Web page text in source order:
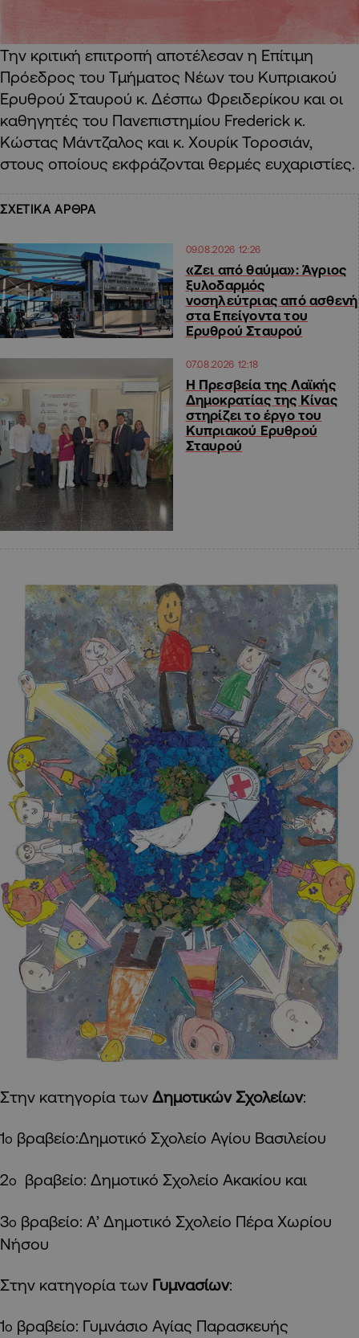
Την κριτική επιτροπή αποτέλεσαν η Επίτιμη
Πρόεδρος του Τμήματος Νέων του Κυπριακού
Ερυθρού Σταυρού κ. Δέσπω Φρειδερίκου και οι
καθηγητές του Πανεπιστημίου Frederick κ.
Κώστας Μάντζαλος και κ. Χουρίκ Τοροσιάν,
στους οποίους εκφράζονται θερμές ευχαριστίες.
ΣΧΕΤΙΚΑ ΑΡΘΡΑ
09.08.2026 12:26
«Ζει από θαύμα»: Άγριος
ξυλοδαρμός
νοσηλεύτριας από ασθενή
στα Επείγοντα του
Ερυθρού Σταυρού
07.08.2026 12:18
Η Πρεσβεία της Λαϊκής
Δημοκρατίας της Κίνας
στηρίζει το έργο του
Κυπριακού Ερυθρού
Σταυρού
Στην κατηγορία των Δημοτικών Σχολείων:
1ο βραβείο:Δημοτικό Σχολείο Αγίου Βασιλείου
2ο βραβείο: Δημοτικό Σχολείο Ακακίου και
3ο βραβείο: Α’ Δημοτικό Σχολείο Πέρα Χωρίου
Νήσου
Στην κατηγορία των Γυμνασίων:
1ο βραβείο: Γυμνάσιο Αγίας Παρασκευής